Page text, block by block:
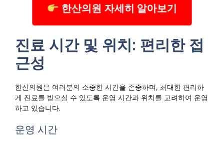
한산의원 자세히 알아보기
진료 시간 및 위치: 편리한 접
근성
한산의원은 여러분의 소중한 시간을 존중하며, 최대한 편리하
게 진료를 받으실 수 있도록 운영 시간과 위치를 고려하여 운영
하고 있습니다.
운영 시간